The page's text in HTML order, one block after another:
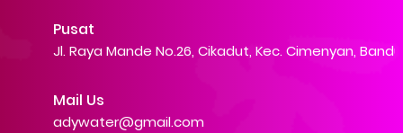
Pusat
Jl. Raya Mande No.26, Cikadut, Kec. Cimenyan,
Mail Us
adywater@gmail.com